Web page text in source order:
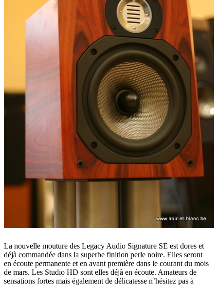
La nouvelle mouture des Legacy Audio Signature SE est dores et
déjà commandée dans la superbe finition perle noire. Elles seront
en écoute permanente et en avant première dans le courant du mois
de mars. Les Studio HD sont elles déjà en écoute. Amateurs de
sensations fortes mais également de délicatesse n’hésitez pas à